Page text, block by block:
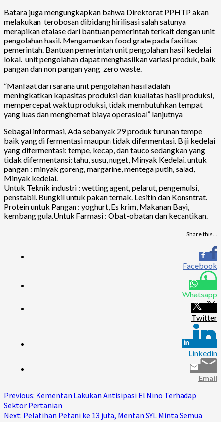
Batara juga mengungkapkan bahwa Direktorat PPHTP akan
melakukan terobosan dibidang hirilisasi salah satunya
merapikan etalase dari bantuan pemerintah terkait dengan unit
pengolahan hasil. Mengamankan food grate pada fasilitas
pemerintah. Bantuan pemerintah unit pengolahan hasil kedelai
lokal. unit pengolahan dapat menghasilkan variasi produk, baik
pangan dan non pangan yang zero waste.
“Manfaat dari sarana unit pengolahan hasil adalah
meningkatkan kapasitas produksi dan kualiatas hasil produksi,
mempercepat waktu produksi, tidak membutuhkan tempat
yang luas dan menghemat biaya operasioal” lanjutnya
Sebagai informasi, Ada sebanyak 29 produk turunan tempe
baik yang di fermentasi maupun tidak difermentasi. Biji kedelai
yang difermentasi: tempe, kecap, dan tauco sedangkan yang
tidak difermentansi: tahu, susu, nuget, Minyak Kedelai. untuk
pangan : minyak goreng, margarine, mentega putih, salad,
Minyak kedelai.
Untuk Teknik industri : wetting agent, pelarut, pengemulsi,
penstabil. Bungkil untuk pakan ternak. Lesitin dan Konsntrat.
Protein untuk Pangan : yoghurt, Es krim, Makanan Bayi,
kembang gula.Untuk Farmasi : Obat-obatan dan kecantikan.
Share this…
Facebook
Whatsapp
Twitter
Linkedin
Email
Continue
Reading
Previous: Kementan Lakukan Antisipasi El Nino Terhadap
Sektor Pertanian
Next: Pelatihan Petani ke 13 juta, Mentan SYL Minta Semua